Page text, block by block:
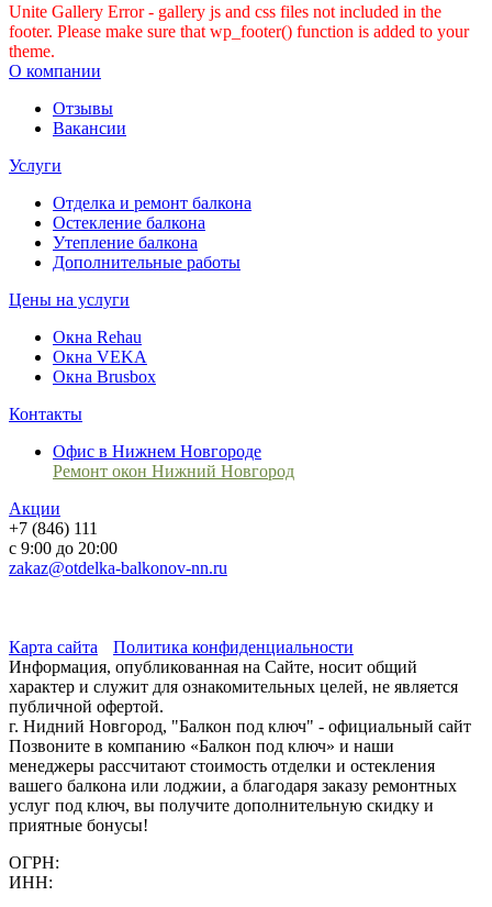
Unite Gallery Error - gallery js and css files not included in the
footer. Please make sure that wp_footer() function is added to your
theme.
О компании
Отзывы
Вакансии
Услуги
Отделка и ремонт балкона
Остекление балкона
Утепление балкона
Дополнительные работы
Цены на услуги
Окна Rehau
Окна VEKA
Окна Brusbox
Контакты
Офис в Нижнем Новгороде
Ремонт окон Нижний Новгород
Акции
+7 (846) 111
с 9:00 до 20:00
zakaz@otdelka-balkonov-nn.ru
Карта сайта
Политика конфиденциальности
Информация, опубликованная на Сайте, носит общий
характер и служит для ознакомительных целей, не является
публичной офертой.
г. Нидний Новгород, "Балкон под ключ" - официальный сайт
Позвоните в компанию «Балкон под ключ» и наши
менеджеры рассчитают стоимость отделки и остекления
вашего балкона или лоджии, а благодаря заказу ремонтных
услуг под ключ, вы получите дополнительную скидку и
приятные бонусы!
ОГРН:
ИНН: